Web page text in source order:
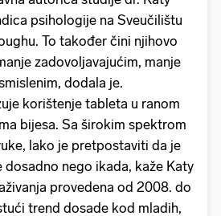
psihologije na Sveučilištu
To također čini njihovo
zadovoljavajućim, manje
dodala je.
korištenje tableta u ranom
bijesa. Sa širokim spektrom
lako je pretpostaviti da je
dosadno nego ikada, kaže Katy
provedena od 2008. do
trend dosade kod mladih,